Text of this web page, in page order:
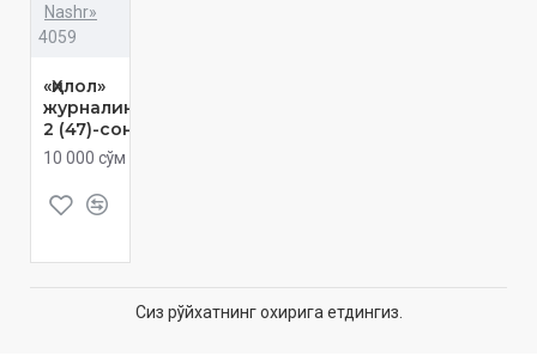
Nashr»
4059
«Ҳилол»
журналининг
2 (47)-сони
10 000 сўм
Сиз рўйхатнинг охирига етдингиз.